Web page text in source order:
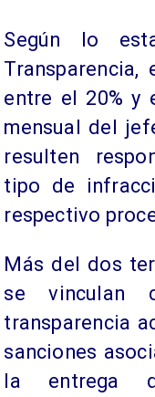
Según lo
Transparencia,
entre el 20% y
mensual del
resulten
tipo de
respectivo
Más del dos
se vinculan
transparencia
sanciones
la entrega